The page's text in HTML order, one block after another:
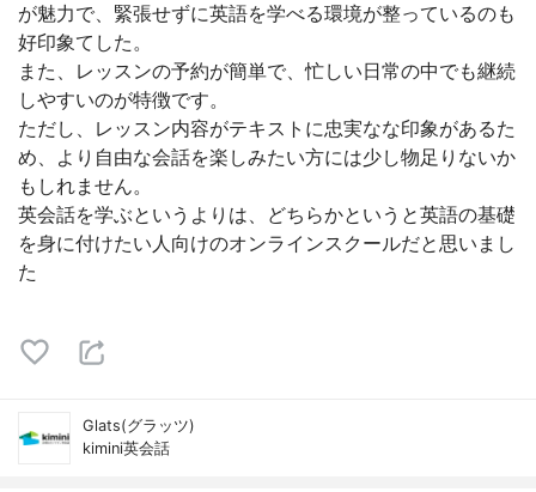
が魅力で、緊張せずに英語を学べる環境が整っているのも
好印象てした。
また、レッスンの予約が簡単で、忙しい日常の中でも継続
しやすいのが特徴です。
ただし、レッスン内容がテキストに忠実なな印象があるた
め、より自由な会話を楽しみたい方には少し物足りないか
もしれません。
英会話を学ぶというよりは、どちらかというと英語の基礎
を身に付けたい人向けのオンラインスクールだと思いまし
た
Glats(グラッツ)
kimini英会話